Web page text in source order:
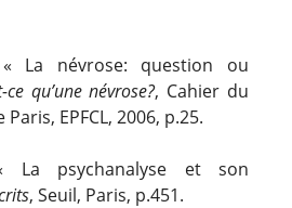
La névrose: question ou
ce qu’une névrose?, Cahier du
EPFCL, 2006, p.25.
La psychanalyse et son
, Seuil, Paris, p.451.